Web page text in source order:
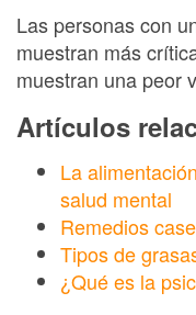
Las personas con
muestran más
muestran una peor
Artículos
La
salud mental
Remedios
Tipos de
¿Qué es la